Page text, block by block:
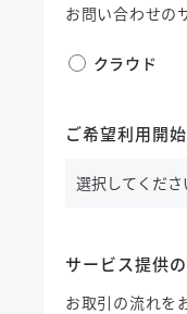
お問い合わせの
クラウド
ご希望利用開
サービス提供
お取引の流れを